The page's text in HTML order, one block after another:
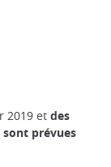
2019 et des
prévues